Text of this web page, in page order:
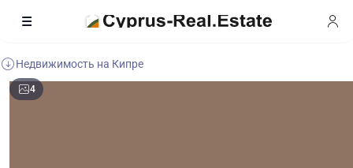
Недвижимость на Кипре
4